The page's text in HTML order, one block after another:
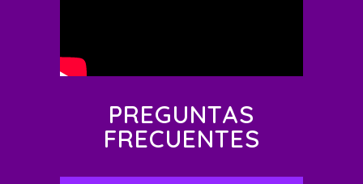
PREGUNTAS
FRECUENTES